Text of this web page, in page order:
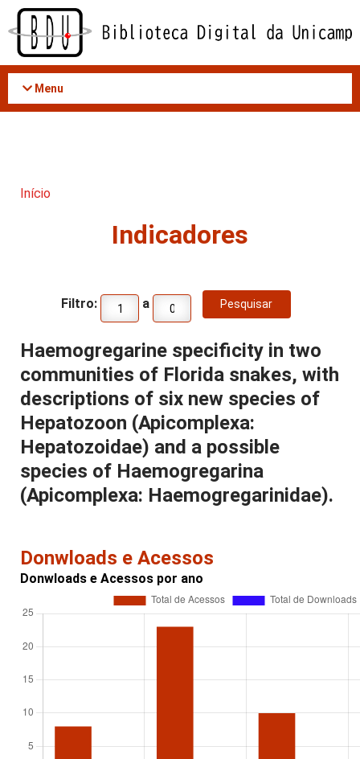
Acessar
conteúdo
Menu
Início
Indicadores
Filtro: a
Haemogregarine specificity in two
communities of Florida snakes, with
descriptions of six new species of
Hepatozoon (Apicomplexa:
Hepatozoidae) and a possible
species of Haemogregarina
(Apicomplexa: Haemogregarinidae).
Donwloads e Acessos
Donwloads e Acessos por ano